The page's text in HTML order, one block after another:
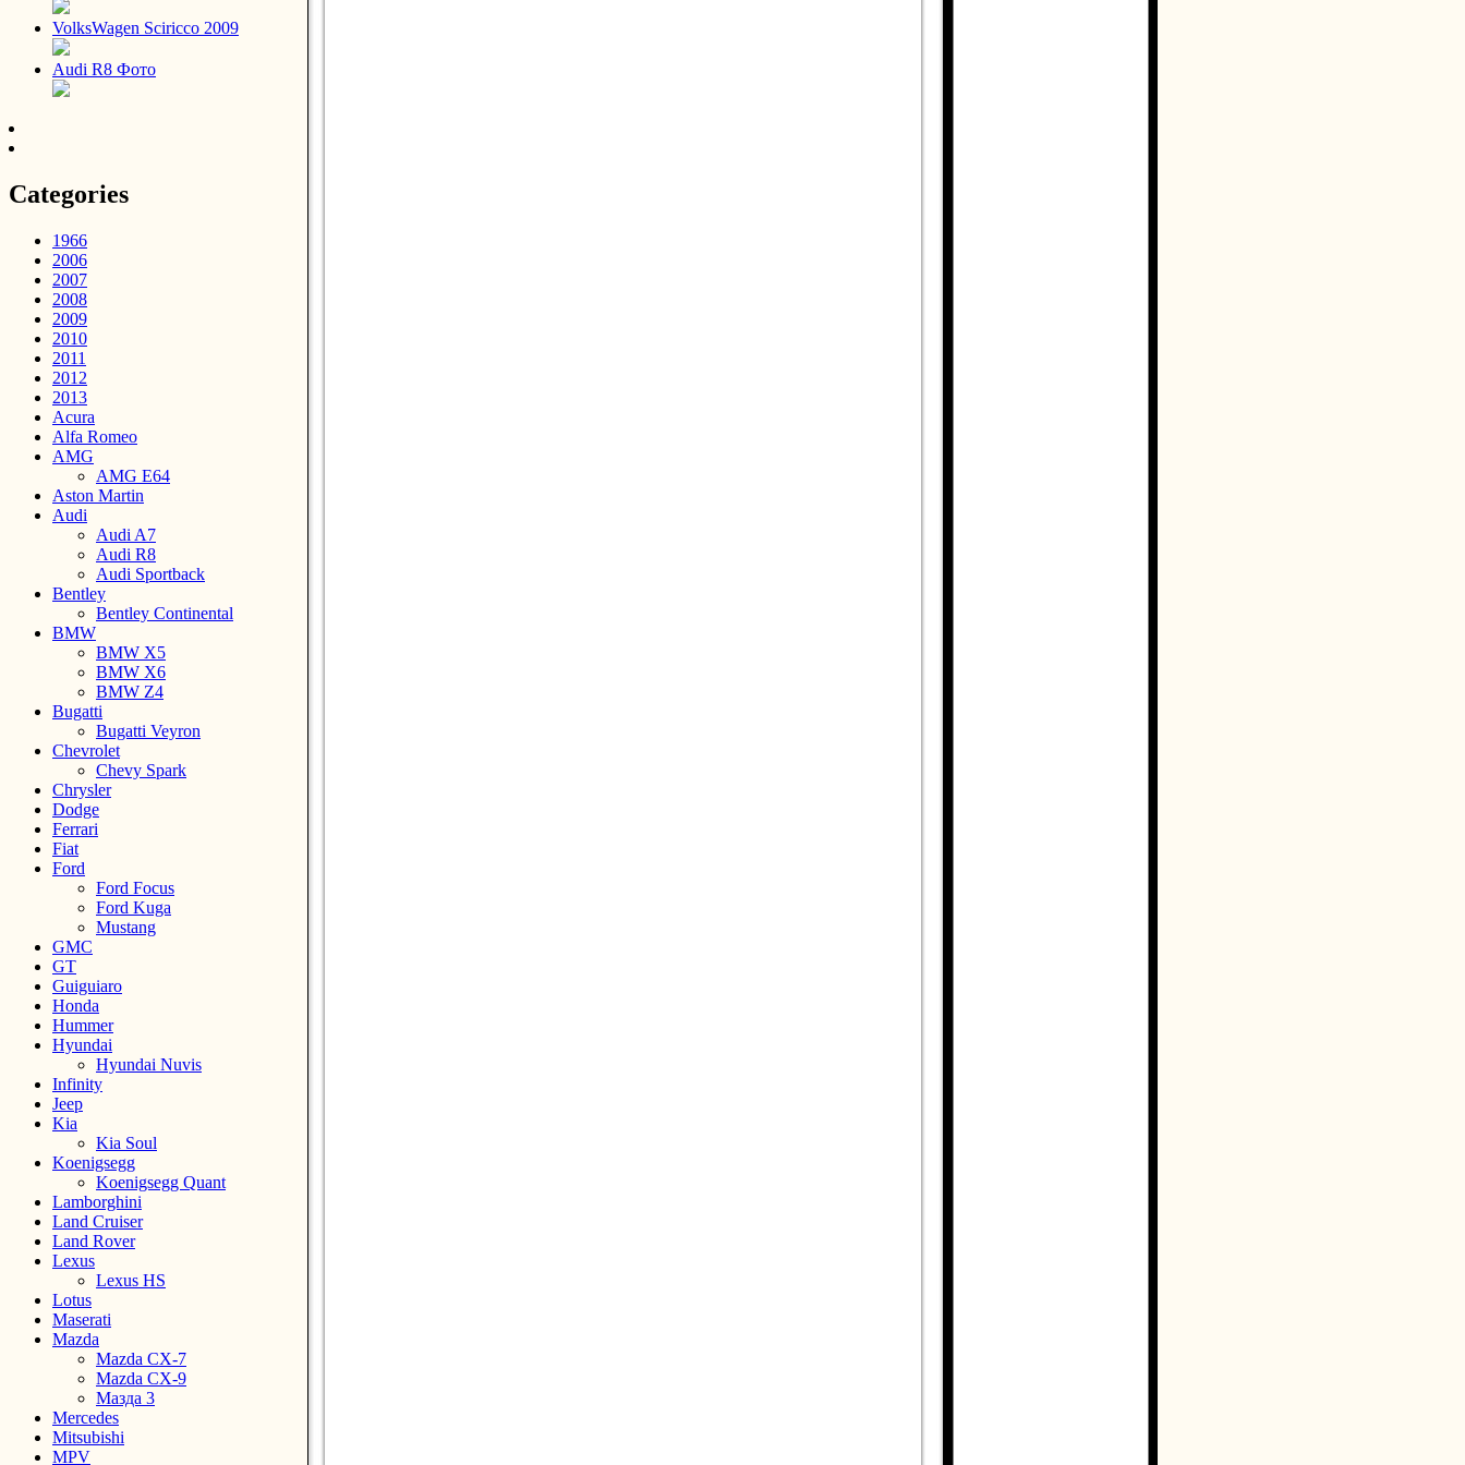
VolksWagen Sciricco 2009
Audi R8 Фото
Categories
1966
2006
2007
2008
2009
2010
2011
2012
2013
Acura
Alfa Romeo
AMG
AMG E64
Aston Martin
Audi
Audi A7
Audi R8
Audi Sportback
Bentley
Bentley Continental
BMW
BMW X5
BMW X6
BMW Z4
Bugatti
Bugatti Veyron
Chevrolet
Chevy Spark
Chrysler
Dodge
Ferrari
Fiat
Ford
Ford Focus
Ford Kuga
Mustang
GMC
GT
Guiguiaro
Honda
Hummer
Hyundai
Hyundai Nuvis
Infinity
Jeep
Kia
Kia Soul
Koenigsegg
Koenigsegg Quant
Lamborghini
Land Cruiser
Land Rover
Lexus
Lexus HS
Lotus
Maserati
Mazda
Mazda CX-7
Mazda CX-9
Мазда 3
Mercedes
Mitsubishi
MPV